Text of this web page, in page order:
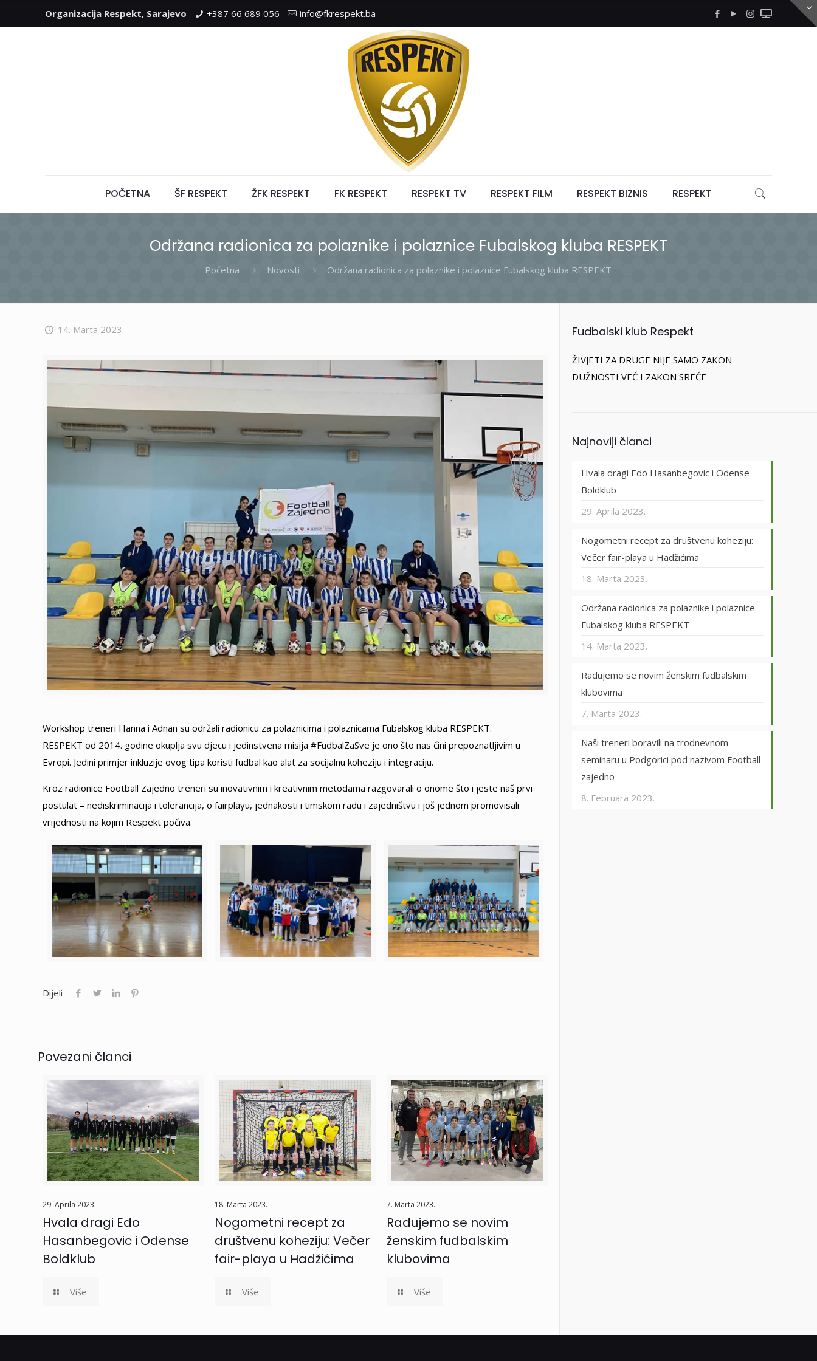
Organizacija Respekt, Sarajevo +387 66 689 056 info@fkrespekt.ba
POČETNA ŠF RESPEKT ŽFK RESPEKT FK RESPEKT RESPEKT TV RESPEKT FILM RESPEKT BIZNIS RESPEKT
Održana radionica za polaznike i polaznice Fubalskog kluba RESPEKT
Početna Novosti Održana radionica za polaznike i polaznice Fubalskog kluba RESPEKT
14. Marta 2023.
Workshop treneri Hanna i Adnan su održali radionicu za polaznicima i polaznicama Fubalskog kluba RESPEKT.
RESPEKT od 2014. godine okuplja svu djecu i jedinstvena misija #FudbalZaSve je ono što nas čini prepoznatljivim u
Evropi. Jedini primjer inkluzije ovog tipa koristi fudbal kao alat za socijalnu koheziju i integraciju.
Kroz radionice Football Zajedno treneri su inovativnim i kreativnim metodama razgovarali o onome što i jeste naš prvi
postulat – nediskriminacija i tolerancija, o fairplayu, jednakosti i timskom radu i zajedništvu i još jednom promovisali
vrijednosti na kojim Respekt počiva.
Dijeli
Povezani članci
29. Aprila 2023.
Hvala dragi Edo
Hasanbegovic i Odense
Boldklub
Više
18. Marta 2023.
Nogometni recept za
društvenu koheziju: Večer
fair-playa u Hadžićima
Više
7. Marta 2023.
Radujemo se novim
ženskim fudbalskim
klubovima
Više
Fudbalski klub Respekt
ŽIVJETI ZA DRUGE NIJE SAMO ZAKON
DUŽNOSTI VEĆ I ZAKON SREĆE
Najnoviji članci
Hvala dragi Edo Hasanbegovic i Odense
Boldklub
29. Aprila 2023.
Nogometni recept za društvenu koheziju:
Večer fair-playa u Hadžićima
18. Marta 2023.
Održana radionica za polaznike i polaznice
Fubalskog kluba RESPEKT
14. Marta 2023.
Radujemo se novim ženskim fudbalskim
klubovima
7. Marta 2023.
Naši treneri boravili na trodnevnom
seminaru u Podgorici pod nazivom Football
zajedno
8. Februara 2023.